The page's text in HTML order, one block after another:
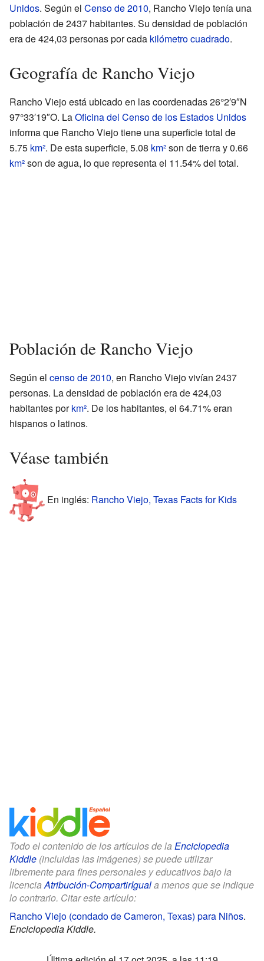
Unidos. Según el Censo de 2010, Rancho Viejo tenía una
población de 2437 habitantes. Su densidad de población
era de 424,03 personas por cada kilómetro cuadrado.
Geografía de Rancho Viejo
Rancho Viejo está ubicado en las coordenadas26°2′9″N
97°33′19″O. LaOficina del Censo de los Estados Unidos
informa que Rancho Viejo tiene una superficie total de
5.75 km². De esta superficie, 5.08 km²son de tierra y 0.66
km²son de agua, lo que representa el 11.54% del total.
Población de Rancho Viejo
Según el censo de 2010, en Rancho Viejo vivían 2437
personas. La densidad de población era de 424,03
habitantes porkm². De los habitantes, el 64.71% eran
hispanos o latinos.
Véase también
En inglés: Rancho Viejo, Texas Facts for Kids
Todo el contenido de los artículos de la Enciclopedia
Kiddle (incluidas las imágenes) se puede utilizar
libremente para fines personales y educativos bajo la
licenciaAtribución-CompartirIguala menos que se indique
lo contrario. Citar este artículo:
Rancho Viejo (condado de Cameron, Texas) para Niños.
Enciclopedia Kiddle.